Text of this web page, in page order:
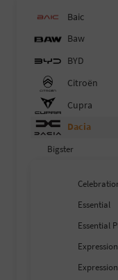
Baic
Baw
BYD
Citroën
Cupra
Dacia
Bigster
Essential
Essential
Expression